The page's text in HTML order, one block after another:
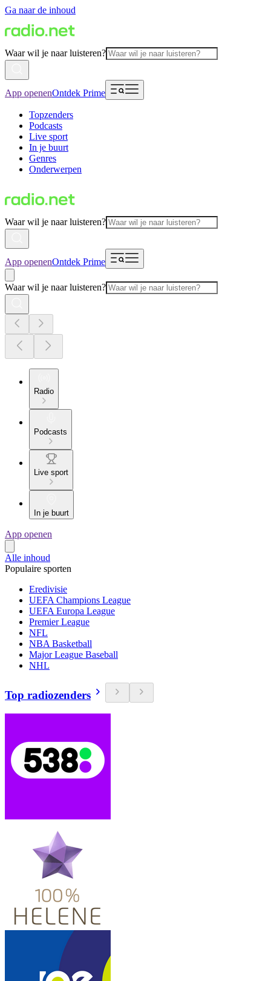
Ga naar de inhoud
Waar wil je naar luisteren?
App openenOntdek Prime
Topzenders
Podcasts
Live sport
In je buurt
Genres
Onderwerpen
Waar wil je naar luisteren?
App openenOntdek Prime
Waar wil je naar luisteren?
Radio
Podcasts
Live sport
In je buurt
App openen
Alle inhoud
Populaire sporten
Eredivisie
UEFA Champions League
UEFA Europa League
Premier League
NFL
NBA Basketball
Major League Baseball
NHL
Top radiozenders